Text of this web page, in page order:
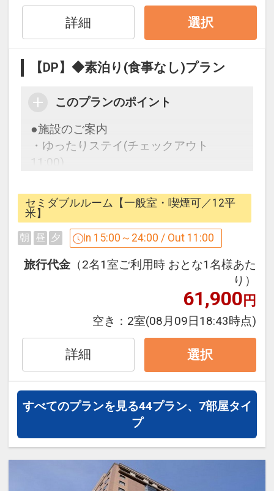
●駐車場のご案内
・当日ご到着時に空車状況を確認の上で
のご案内となります。
・契約駐車場が満車の場合、近隣のコイ
ンパーキングをご紹介する可能性がござ
います。
その場合は各駐車場ごとの時間貸料金、
およびホテルでの空車確認はできませ
■ホテルパールシティ仙台 TEL:022-262-
8711
インターネットコース番号：DP-2-
200000026706
詳細 選択
【DP】◆素泊り(食事なし)プラン
このプランのポイント
●施設のご案内
・ゆったりステイ(チェックアウト
11:00)
ットが無料でご利用いただけます。
※無線LAN(Wi-Fi)は時間帯によって繋が
りにくい場合もございます
・コインランドリーと電子レンジ、製氷
機をご用意しております。
※大型車輌及びバスの駐車に関しまして
は事前にホテルまでご連絡下さい
●駐車場のご案内
・当日ご到着時に空車状況を確認の上で
のご案内となります。
・契約駐車場が満車の場合、近隣のコイ
ンパーキングをご紹介する可能性がござ
います。
その場合は各駐車場ごとの時間貸料金、
セミダブルルーム【一般室・喫煙可／12平
米】
朝 昼 夕 In 15:00～24:00 / Out 11:00
旅行代金 （2名1室ご利用時 おとな1名様あた
り）
61,900円
空き： 2室(08月09日18:43時点)
詳細 選択
すべてのプランを見る44プラン、7部屋タイ
プ